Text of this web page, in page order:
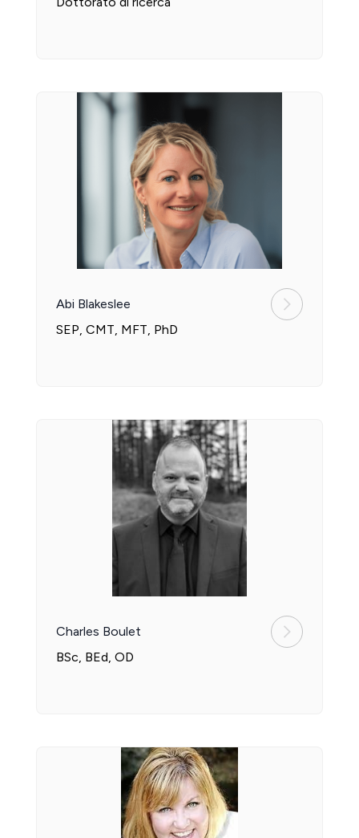
Abi Blakeslee
SEP, CMT, MFT, PhD
Charles Boulet
BSc, BEd, OD